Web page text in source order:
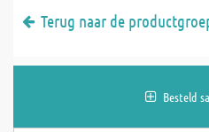
Terug naar de
Besteld